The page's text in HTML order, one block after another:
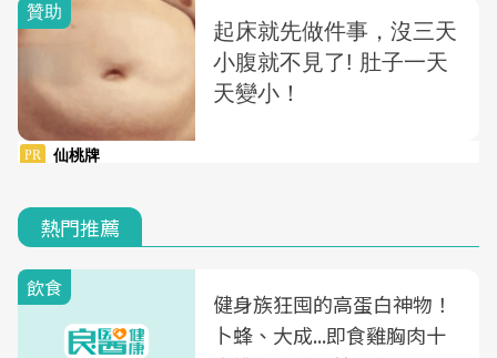
熱門推薦
飲食
健身族狂囤的高蛋白神物！
卜蜂、大成...即食雞胸肉十